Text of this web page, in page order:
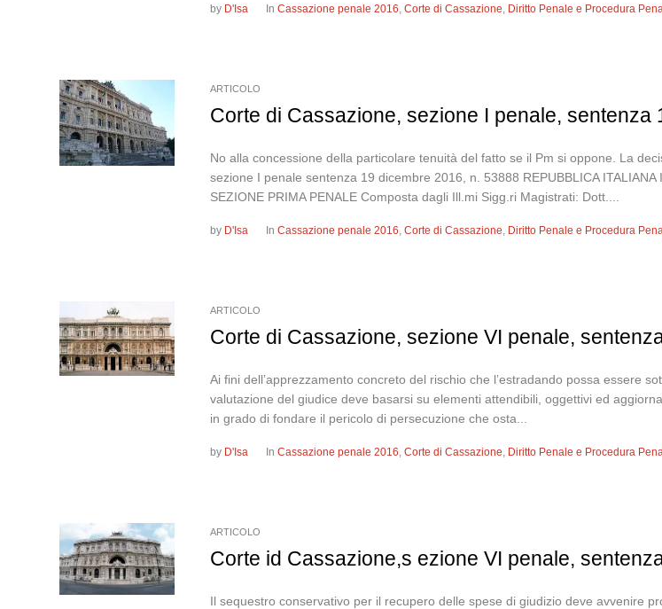
by D'Isa InCassazione penale 2016,Corte di Cassazione, Diritto Penale e Procedura
ARTICOLO
Corte di Cassazione, sezione I penale, sentenza
No alla concessione della particolare tenuità del fatto se il Pm si oppone. La
sezione I penale sentenza 19 dicembre 2016, n. 53888 REPUBBLICA
SEZIONE PRIMA PENALE Composta dagli Ill.mi Sigg.ri Magistrati: Dott....
by D'Isa InCassazione penale 2016,Corte di Cassazione, Diritto Penale e Procedura
ARTICOLO
Corte di Cassazione, sezione VI penale,
Ai fini dell’apprezzamento concreto del rischio che l’estradando possa essere
valutazione del giudice deve basarsi su elementi attendibili, oggettivi ed
in grado di fondare il pericolo di persecuzione che osta...
by D'Isa InCassazione penale 2016,Corte di Cassazione, Diritto Penale e Procedura
ARTICOLO
Corte id Cassazione,s ezione VI penale,
Il sequestro conservativo per il recupero delle spese di giudizio deve avvenire